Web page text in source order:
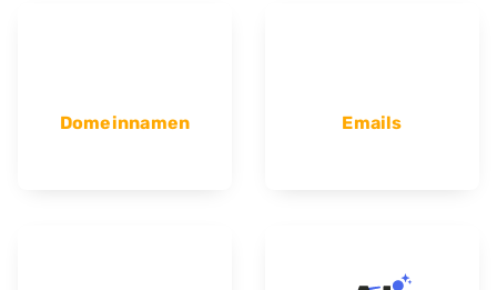
Domeinnamen Emails